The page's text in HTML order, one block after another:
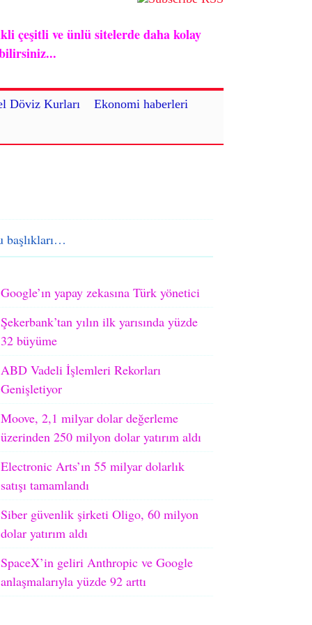
Döviz Kurları
Ekonomi haberleri
çeşitli ve ünlü sitelerde daha kolay
başlıkları…
Google’ın yapay zekasına Türk yönetici
Şekerbank’tan yılın ilk yarısında yüzde
32 büyüme
ABD Vadeli İşlemleri Rekorları
Genişletiyor
Moove, 2,1 milyar dolar değerleme
üzerinden 250 milyon dolar yatırım aldı
Electronic Arts’ın 55 milyar dolarlık
satışı tamamlandı
Siber güvenlik şirketi Oligo, 60 milyon
dolar yatırım aldı
SpaceX’in geliri Anthropic ve Google
anlaşmalarıyla yüzde 92 arttı